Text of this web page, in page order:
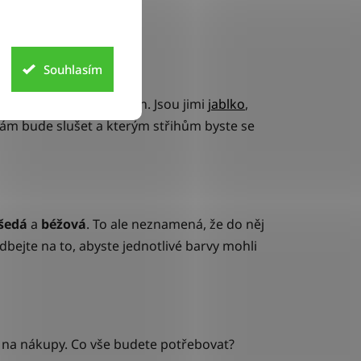
Souhlasím
rozdělit do čtyř skupin. Jsou jimi jablko,
bude slušet a kterým střihům byste se
a béžová. To ale neznamená, že do něj
na to, abyste jednotlivé barvy mohli
nákupy. Co vše budete potřebovat?